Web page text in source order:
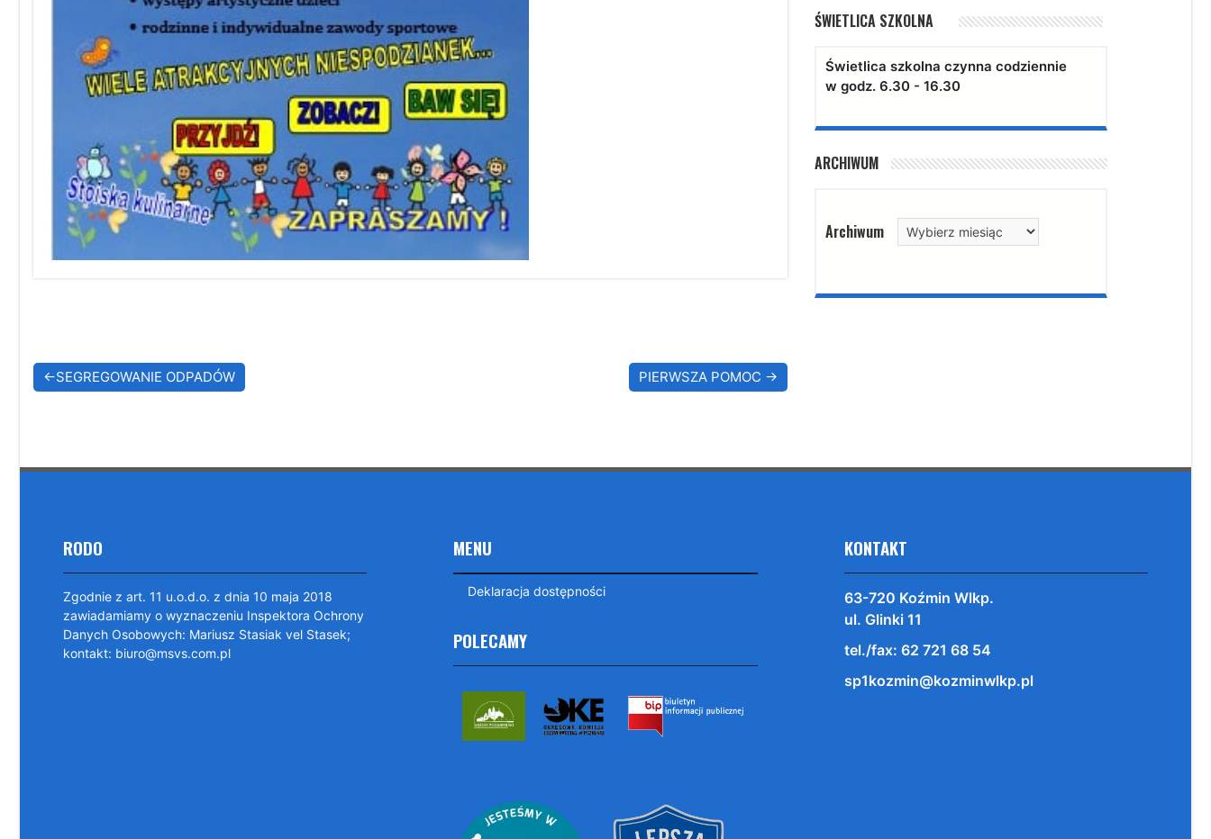
Nawigacja
wpisu
SEGREGOWANIE ODPADÓW PIERWSZA POMOC
ŚWIETLICA SZKOLNA
Świetlica szkolna czynna codziennie
w godz. 6.30 - 16.30
ARCHIWUM
Archiwum
RODO
Zgodnie z art. 11 u.o.d.o. z dnia 10 maja 2018
zawiadamiamy o wyznaczeniu Inspektora Ochrony
Danych Osobowych: Mariusz Stasiak vel Stasek;
kontakt: biuro@msvs.com.pl
MENU
Deklaracja dostępności
POLECAMY
KONTAKT
63-720 Koźmin Wlkp.
ul. Glinki 11
tel./fax: 62 721 68 54
sp1kozmin@kozminwlkp.pl